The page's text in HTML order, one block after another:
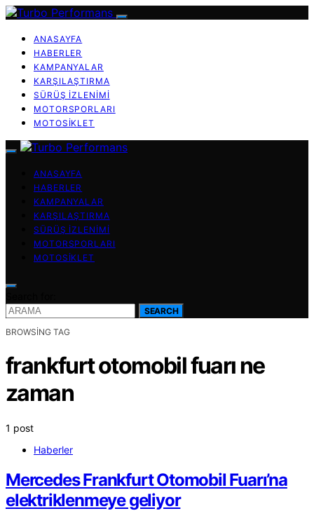
ANASAYFA
HABERLER
KAMPANYALAR
KARŞILAŞTIRMA
SÜRÜŞ İZLENIMI
MOTORSPORLARI
MOTOSIKLET
ANASAYFA
HABERLER
KAMPANYALAR
KARŞILAŞTIRMA
SÜRÜŞ İZLENIMI
MOTORSPORLARI
MOTOSIKLET
SEARCH
BROWSING TAG
frankfurt otomobil fuarı ne
zaman
1 post
Haberler
Mercedes Frankfurt Otomobil Fuarı’na
elektriklenmeye geliyor